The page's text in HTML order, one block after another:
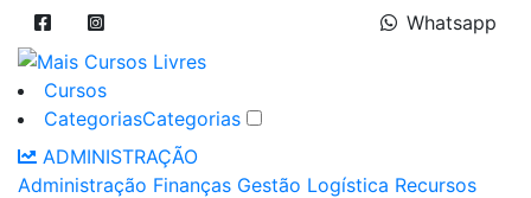
Whatsapp
Cursos
CategoriasCategorias
ADMINISTRAÇÃO
Administração Finanças Gestão Logística Recursos